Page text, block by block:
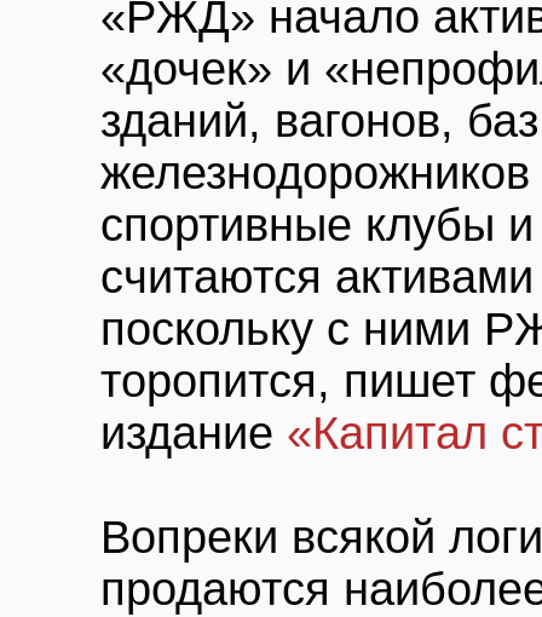
«РЖД» начало
«дочек» и
зданий, вагонов,
спортивные клубы
считаются
поскольку с ними
торопится, пишет
издание «Капитал
Вопреки всякой
продаются